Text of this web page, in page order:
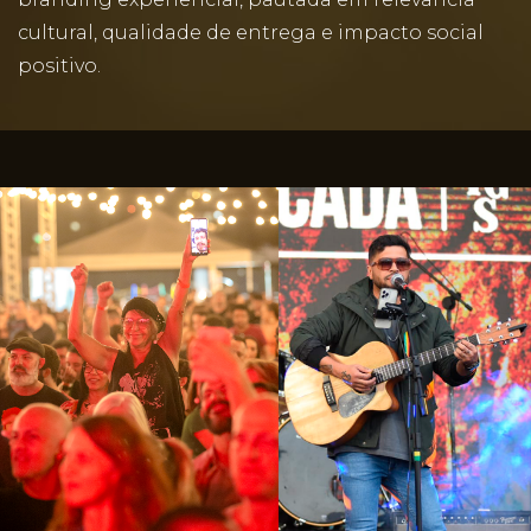
cultural, qualidade de entrega e impacto social
positivo.